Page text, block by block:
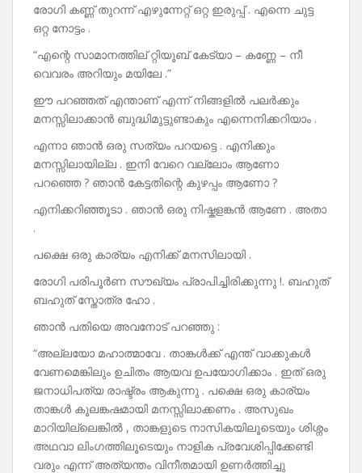
രോഗി കണ്ണ് തുറന്ന് എഴുന്നേറ്റ് ഒറ്റ ഇരുപ്പ് . എന്നെ ചുട്ട
ഒറ്റ നോട്ടം .
“എന്റെ സാമാനത്തില് റ്റിയൂബ് കേട്യാ – കണ്ണേ – നീ
വെവരം അറിയും മയിലേ .”
ഈ പറഞ്ഞത് എന്താണ് എന്ന് നിങ്ങളിൽ പലർക്കും
മനസ്സിലാക്കാൻ ബുദ്ധിമുട്ടുണ്ടാകും എന്നെനിക്കറിയാം .
എന്നാ ഞാൻ ഒരു സത്യം പറയട്ടെ . എനിക്കും
മനസ്സിലായില്ല . ഇനി വേറെ വല്ലോം ആണോ
പറഞ്ഞെ ? ഞാൻ കേട്ടതിന്റെ കുഴപ്പം ആണോ ?
എനിക്കറിഞ്ഞൂടാ . ഞാൻ ഒരു നിഷ്കളങ്കൻ ആണേ . അതാ
.
പക്ഷെ ഒരു കാര്യം എനിക്ക് മനസിലായി .
രോഗി പരിപൂർണ സൗഖ്യം പ്രാപിച്ചിരിക്കുന്നു !. ബഹുത്
ബഹുത് സ്തോത്ര ഹോ .
ഞാൻ പതിയെ അവനോട് പറഞ്ഞു :
“അല്ലയോ മഹാത്മാവേ . താങ്കൾക്ക് എന്ത് വാക്കുകൾ
വേണമെങ്കിലും ഉചിതം ആയവ ഉപയോഗിക്കാം . ഇത് ഒരു
ജനാധിപത്യ രാഷ്ട്രം ആകുന്നു . പക്ഷെ ഒരു കാര്യം
താങ്കൾ കൂലങ്കഷമായി മനസ്സിലാക്കണം . അസുഖം
മാറിയില്ലെങ്കിൽ , താങ്കളുടെ നാസികയിലൂടെയും ശിശ്നം
അഥവാ ലിംഗത്തിലൂടെയും നാളിക പ്രവേശിപ്പിക്കേണ്ടി
വരും എന്ന് അത്യന്തം വിനീതമായി ഉണർത്തിച്ചു